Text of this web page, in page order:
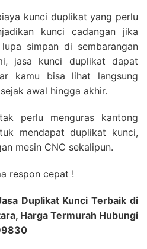
kunci duplikat yang perlu
kunci cadangan jika
simpan di sembarangan
jasa kunci duplikat dapat
kamu bisa lihat langsung
awal hingga akhir.
perlu menguras kantong
mendapat duplikat kunci,
mesin CNC sekalipun.
respon cepat !
Duplikat Kunci Terbaik di
Harga Termurah Hubungi